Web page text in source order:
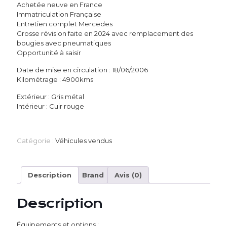
Achetée neuve en France
Immatriculation Française
Entretien complet Mercedes
Grosse révision faite en 2024 avec remplacement des
bougies avec pneumatiques
Opportunité à saisir
Date de mise en circulation : 18/06/2006
Kilométrage : 4900kms
Extérieur : Gris métal
Intérieur : Cuir rouge
Catégorie : Véhicules vendus
Description Brand Avis (0)
Description